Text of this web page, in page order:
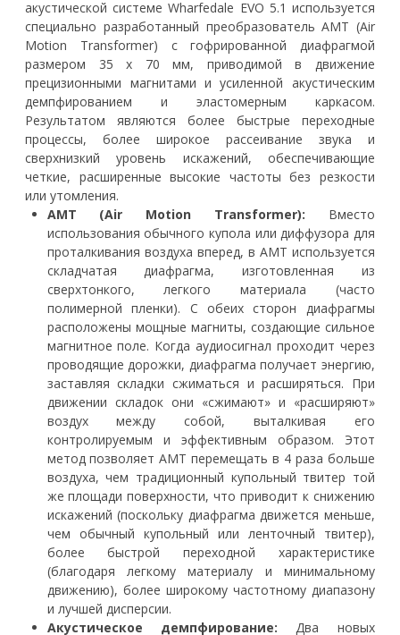
акустической системе Wharfedale EVO 5.1 используется
специально разработанный преобразователь AMT (Air
Motion Transformer) с гофрированной диафрагмой
размером 35 x 70 мм, приводимой в движение
прецизионными магнитами и усиленной акустическим
демпфированием и эластомерным каркасом.
Результатом являются более быстрые переходные
процессы, более широкое рассеивание звука и
сверхнизкий уровень искажений, обеспечивающие
четкие, расширенные высокие частоты без резкости
или утомления.
AMT (Air Motion Transformer):
Вместо
использования обычного купола или диффузора для
проталкивания воздуха вперед, в AMT используется
складчатая диафрагма, изготовленная из
сверхтонкого, легкого материала (часто
полимерной пленки). С обеих сторон диафрагмы
расположены мощные магниты, создающие сильное
магнитное поле. Когда аудиосигнал проходит через
проводящие дорожки, диафрагма получает энергию,
заставляя складки сжиматься и расширяться. При
движении складок они «сжимают» и «расширяют»
воздух между собой, выталкивая его
контролируемым и эффективным образом. Этот
метод позволяет AMT перемещать в 4 раза больше
воздуха, чем традиционный купольный твитер той
же площади поверхности, что приводит к снижению
искажений (поскольку диафрагма движется меньше,
чем обычный купольный или ленточный твитер),
более быстрой переходной характеристике
(благодаря легкому материалу и минимальному
движению), более широкому частотному диапазону
и лучшей дисперсии.
Акустическое демпфирование:
Два новых